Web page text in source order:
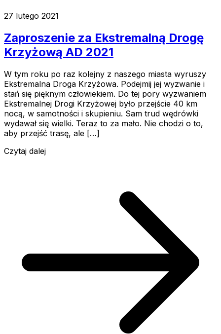
27 lutego 2021
Zaproszenie za Ekstremalną Drogę
Krzyżową AD 2021
W tym roku po raz kolejny z naszego miasta wyruszy
Ekstremalna Droga Krzyżowa. Podejmij jej wyzwanie i
stań się pięknym człowiekiem. Do tej pory wyzwaniem
Ekstremalnej Drogi Krzyżowej było przejście 40 km
nocą, w samotności i skupieniu. Sam trud wędrówki
wydawał się wielki. Teraz to za mało. Nie chodzi o to,
aby przejść trasę, ale […]
Czytaj dalej